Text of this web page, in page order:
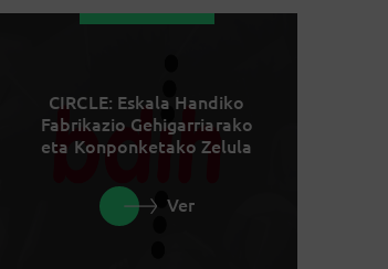
CIRCLE: Eskala Handiko
Fabrikazio Gehigarriarako
eta Konponketako Zelula
Ver